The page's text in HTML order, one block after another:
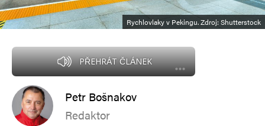
Rychlovlaky v Pekingu. Zdroj: Shutterstock
PŘEHRÁT ČLÁNEK
Petr Bošnakov
Redaktor